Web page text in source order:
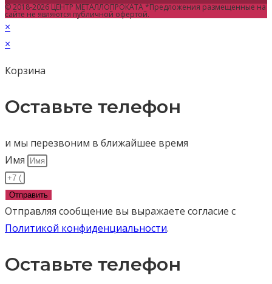
© 2018-2026 ЦЕНТР МЕТАЛЛОПРОКАТА *Предложения размещенные на
сайте не являются публичной офертой.
×
×
Корзина
Оставьте телефон
и мы перезвоним в ближайшее время
Имя
Отправить
Отправляя сообщение вы выражаете согласие с
Политикой конфиденциальности.
Оставьте телефон